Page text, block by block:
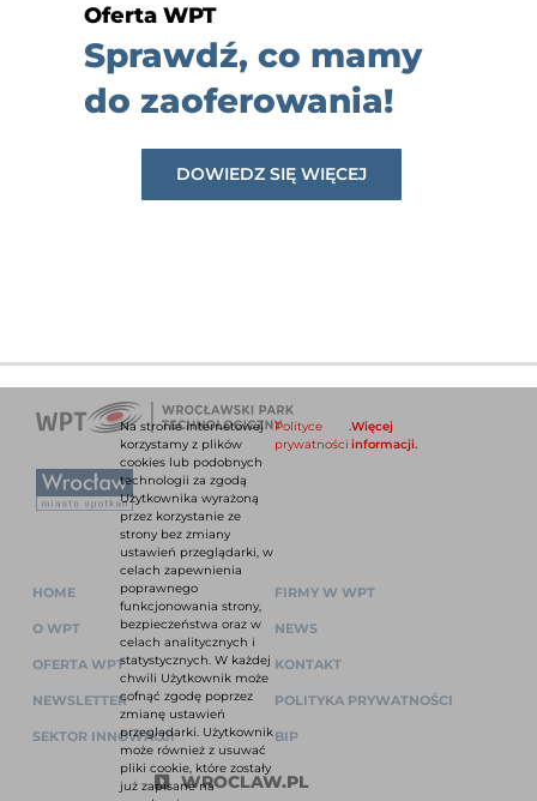
Oferta WPT
Sprawdź, co mamy
do zaoferowania!
DOWIEDZ SIĘ WIĘCEJ
HOME
O WPT
OFERTA WPT
NEWSLETTER
SEKTOR INNOWACJI
FIRMY W WPT
NEWS
KONTAKT
POLITYKA PRYWATNOŚCI
BIP
WROCLAW.PL
Na stronie internetowej
korzystamy z plików
cookies lub podobnych
technologii za zgodą
Użytkownika wyrażoną
przez korzystanie ze
strony bez zmiany
ustawień przeglądarki, w
celach zapewnienia
poprawnego
funkcjonowania strony,
bezpieczeństwa oraz w
celach analitycznych i
statystycznych. W każdej
chwili Użytkownik może
cofnąć zgodę poprzez
zmianę ustawień
przeglądarki. Użytkownik
może również z usuwać
pliki cookie, które zostały
już zapisane na
Polityce
prywatności
Więcej
informacji.